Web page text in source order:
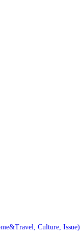
Culture, Issue)